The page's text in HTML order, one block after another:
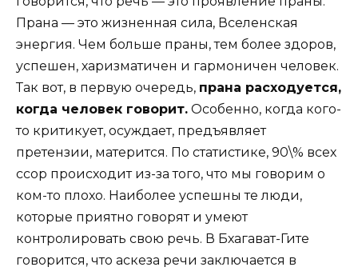
Прана — это жизненная сила, Вселенская
энергия. Чем больше праны, тем более здоров,
успешен, харизматичен и гармоничен человек.
Так вот, в первую очередь, прана расходуется,
когда человек говорит. Особенно, когда кого-
то критикует, осуждает, предъявляет
претензии, матерится. По статистике, 90\% всех
ссор происходит из-за того, что мы говорим о
ком-то плохо. Наиболее успешны те люди,
которые приятно говорят и умеют
контролировать свою речь. В Бхагават-Гите
говорится, что аскеза речи заключается в